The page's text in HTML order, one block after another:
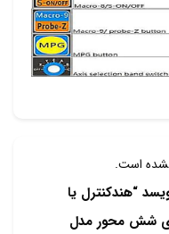
است.
“هندکنترل یا
شش محور مدل